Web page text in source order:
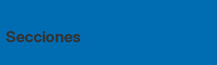
Secciones